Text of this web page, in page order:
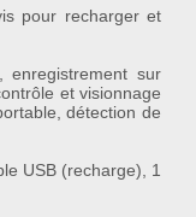
pour recharger et
enregistrement sur
et visionnage
détection de
USB (recharge), 1